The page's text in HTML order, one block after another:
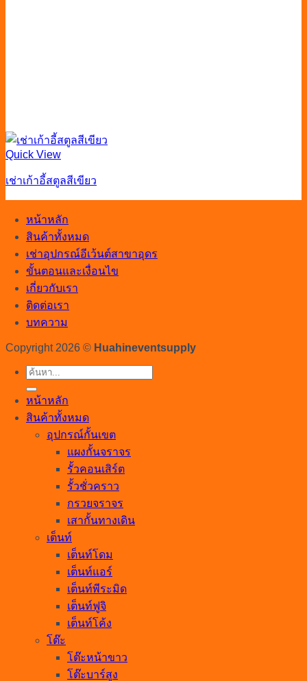
Quick View
เช่าเก้าอี้สตูลสีเขียว
หน้าหลัก
สินค้าทั้งหมด
เช่าอุปกรณ์อีเว้นต์สาขาอุดร
ขั้นตอนและเงื่อนไข
เกี่ยวกับเรา
ติดต่อเรา
บทความ
Copyright 2026 © Huahineventsupply
ค้นหา:
หน้าหลัก
สินค้าทั้งหมด
อุปกรณ์กั้นเขต
แผงกั้นจราจร
รั้วคอนเสิร์ต
รั้วชั่วคราว
กรวยจราจร
เสากั้นทางเดิน
เต็นท์
เต็นท์โดม
เต็นท์แอร์
เต็นท์พีระมิด
เต็นท์ฟูจิ
เต็นท์โค้ง
โต๊ะ
โต๊ะหน้าขาว
โต๊ะบาร์สูง